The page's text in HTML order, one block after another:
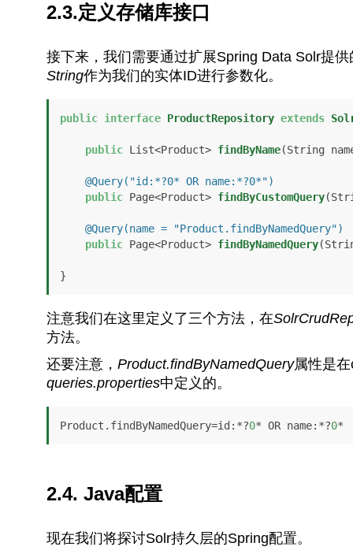
2.3.定义存储库接口
接下来，我们需要通过扩展Spring Data Solr提
String作为我们的实体ID进行参数化。
public interface ProductRepository extends
public List<Product> findByName(String
@Query("id:*?0* OR name:*?0*")
public Page<Product> findByCustomQuery
@Query(name = "Product.findByNamedQuery")
public Page<Product> findByNamedQuery
}
注意我们在这里定义了三个方法，在
方法。
还要注意， Product.findByNamedQuery属性是
queries.properties中定义的。
Product.findByNamedQuery=id:*?0* OR name:*?0*
2.4. Java配置
现在我们将探讨Solr持久层的Spring配置。